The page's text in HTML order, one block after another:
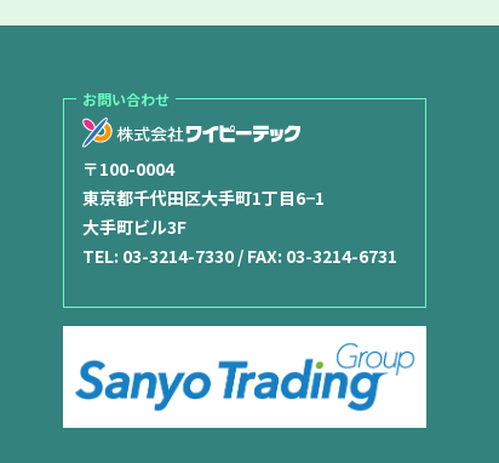
お問い合わせ
〒100-0004
東京都千代田区大手町1丁目6−1
大手町ビル3F
TEL: 03-3214-7330 / FAX: 03-3214-6731